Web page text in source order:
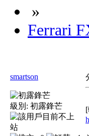
»
Ferrari
smartson
級別: 初露鋒芒